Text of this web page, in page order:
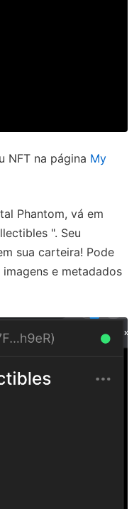
NFT na página My
Phantom, vá em
". Seu
sua carteira! Pode
e metadados